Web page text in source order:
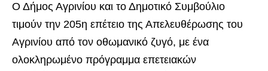
Ο Δήμος Αγρινίου και το Δημοτικό Συμβούλιο
τιμούν την 205η επέτειο της Απελευθέρωσης του
Αγρινίου από τον οθωμανικό ζυγό, με ένα
ολοκληρωμένο πρόγραμμα επετειακών